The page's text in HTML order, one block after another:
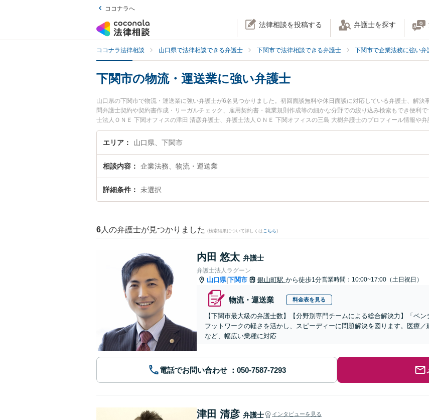
ココナラへ
法律相談を投稿する 弁護士を探す
ココナラ法律相談 山口県で法律相談できる弁護士 下関市で法律相談できる弁護士 下関市で企業法務に強い弁
下関市の物流・運送業に強い弁護士
山口県の下関市で物流・運送業に強い弁護士が6名見つかりました。初回面談無料や休日面談に対応している弁護士、解
問弁護士契約や契約書作成・リーガルチェック、雇用契約書・就業規則作成等の細かな分野での絞り込み検索もでき便利
士法人ＯＮＥ 下関オフィスの津田 清彦弁護士、弁護士法人ＯＮＥ 下関オフィスの三島 大樹弁護士のプロフィール情報や
日や夜間に発生した物流・運送業のトラブルを今すぐに弁護士に相談したい』『物流・運送業のトラブル解決の実績豊富
送業を法律相談できる下関市内の弁護士に相談予約したい』などでお困りの相談者さんにおすすめです。
エリア 山口県、下関市
相談内容 企業法務、物流・運送業
詳細条件 未選択
6 人の弁護士が見つかりました (検索結果について詳しくは こちら)
内田 悠太 弁護士
弁護士法人ラグーン
山口県|下関市 銀山町駅 から徒歩1分営業時間：10:00~17:00（土日祝日）
物流・運送業 料金表を見る
【下関市最大級の弁護士数】【分野別専門チームによる総合解決力】「ベ
フットワークの軽さを活かし、スピーディーに問題解決を図ります。医療
など、幅広い業種に対応
電話でお問い合わせ
津田 清彦 弁護士 インタビューを見る